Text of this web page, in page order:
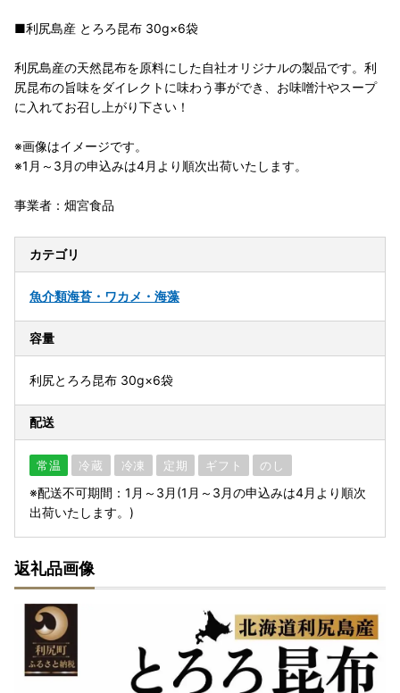
■利尻島産 とろろ昆布 30g×6袋
利尻島産の天然昆布を原料にした自社オリジナルの製品です。利
尻昆布の旨味をダイレクトに味わう事ができ、お味噌汁やスープ
に入れてお召し上がり下さい！
※画像はイメージです。
※1月～3月の申込みは4月より順次出荷いたします。
事業者：畑宮食品
カテゴリ
魚介類海苔・ワカメ・海藻
容量
利尻とろろ昆布 30g×6袋
配送
常温 冷蔵 冷凍 定期 ギフト のし
※配送不可期間：1月～3月(1月～3月の申込みは4月より順次
出荷いたします。)
返礼品画像